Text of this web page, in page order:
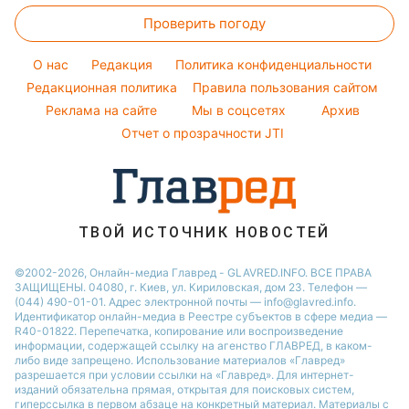
Максим Галкин
Настя Каменских
Виталий Козловский
Потап
София Ротару
Новости Днепра
Новости Тернополя
Новости Житомира
Новости Одессы
Новости Харькова
Окрашивание волос
Красивый маникюр
Простые блюда
Легкие десерты
Напитки
Праздничное меню
Тесты по картинке
Оптические иллюзии
Народные приметы
Все о шоу-бизнесе
Проверить погоду
O нас Редакция
Политика конфиденциальности
Редакционная политика
Правила пользования сайтом
Реклама на сайте
Мы в соцсетях
Архив
Отчет о прозрачности JTI
ТВОЙ ИСТОЧНИК НОВОСТЕЙ
©2002-2026, Онлайн-медиа Главред - GLAVRED.INFO. ВСЕ ПРАВА
ЗАЩИЩЕНЫ. 04080, г. Киев, ул. Кириловская, дом 23. Телефон —
(044) 490-01-01. Адрес электронной почты — info@glavred.info.
Идентификатор онлайн-медиа в Реестре cубъектов в сфере медиа —
R40-01822. Перепечатка, копирование или воспроизведение
информации, содержащей ссылку на агенство ГЛАВРЕД, в каком-
либо виде запрещено. Использование материалов «Главред»
разрешается при условии ссылки на «Главред». Для интернет-
изданий обязательна прямая, открытая для поисковых систем,
гиперссылка в первом абзаце на конкретный материал. Материалы с